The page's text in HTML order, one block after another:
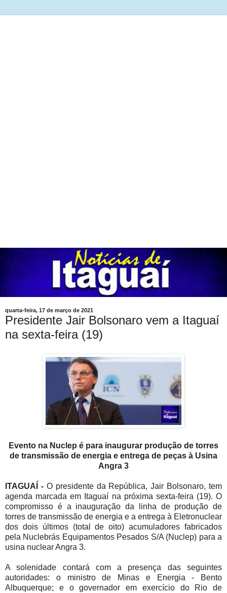
quarta-feira, 17 de março de 2021
Presidente Jair Bolsonaro vem a Itaguaí
na sexta-feira (19)
Evento na Nuclep é para inaugurar produção de torres
de transmissão de energia e entrega de peças à Usina
Angra 3
ITAGUAÍ - O presidente da República, Jair Bolsonaro, tem
agenda marcada em Itaguaí na próxima sexta-feira (19). O
compromisso é a inauguração da linha de produção de
torres de transmissão de energia e a entrega à Eletronuclear
dos dois últimos (total de oito) acumuladores fabricados
pela Nuclebrás Equipamentos Pesados S/A (Nuclep) para a
usina nuclear Angra 3.
A solenidade contará com a presença das seguintes
autoridades: o ministro de Minas e Energia - Bento
Albuquerque; e o governador em exercício do Rio de